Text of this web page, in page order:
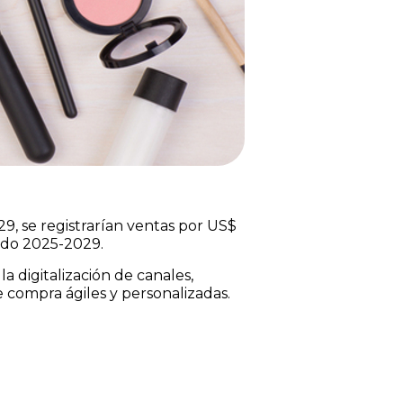
se registrarían ventas por US$
2025-2029.
digitalización de canales,
ágiles y personalizadas.